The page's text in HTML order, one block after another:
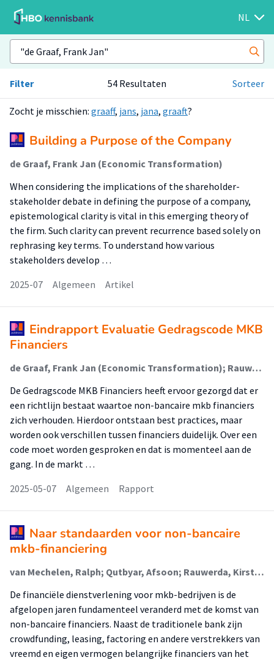
NL
Filter 54 Resultaten Sorteer
Zocht je misschien: graaff, jans, jana, graaft?
Building a Purpose of the Company
de Graaf, Frank Jan (Economic Transformation)
When considering the implications of the shareholder-
stakeholder debate in defining the purpose of a company,
epistemological clarity is vital in this emerging theory of
the firm. Such clarity can prevent recurrence based solely on
rephrasing key terms. To understand how various
stakeholders develop …
2025-07
Algemeen Artikel
Eindrapport Evaluatie Gedragscode MKB
Financiers
de Graaf, Frank Jan (Economic Transformation); Rauwerda, Kirsten (Lectoraat Corporate Governance & Leadership)
De Gedragscode MKB Financiers heeft ervoor gezorgd dat er
een richtlijn bestaat waartoe non-bancaire mkb financiers
zich verhouden. Hierdoor ontstaan best practices, maar
worden ook verschillen tussen financiers duidelijk. Over een
code moet worden gesproken en dat is momenteel aan de
gang. In de markt …
2025-05-07
Algemeen Rapport
Naar standaarden voor non-bancaire
mkb-financiering
van Mechelen, Ralph; Qutbyar, Afsoon; Rauwerda, Kirsten (Lectoraat Corporate Governance & Leadership); van Teeffelen, Lex; de Graaf, Frank Jan (Economic Transformation)
De financiële dienstverlening voor mkb-bedrijven is de
afgelopen jaren fundamenteel veranderd met de komst van
non-bancaire financiers. Naast de traditionele bank zijn
crowdfunding, leasing, factoring en andere verstrekkers van
vreemd en eigen vermogen belangrijke financiers van het